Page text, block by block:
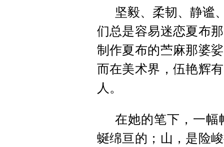
坚毅、柔韧、静谧
们总是容易迷恋夏布
制作夏布的苎麻那婆
而在美术界，伍艳辉
人。
在她的笔下，一幅
蜒绵亘的；山，是险